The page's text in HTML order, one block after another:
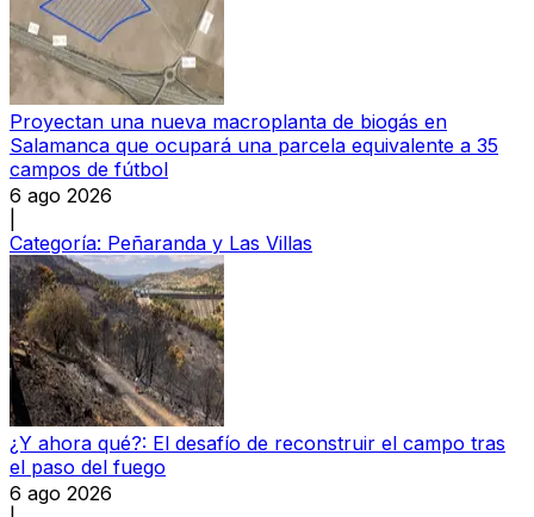
Proyectan una nueva macroplanta de biogás en
Salamanca que ocupará una parcela equivalente a 35
campos de fútbol
6 ago 2026
Categoría: Peñaranda y Las Villas
¿Y ahora qué?: El desafío de reconstruir el campo tras
el paso del fuego
6 ago 2026